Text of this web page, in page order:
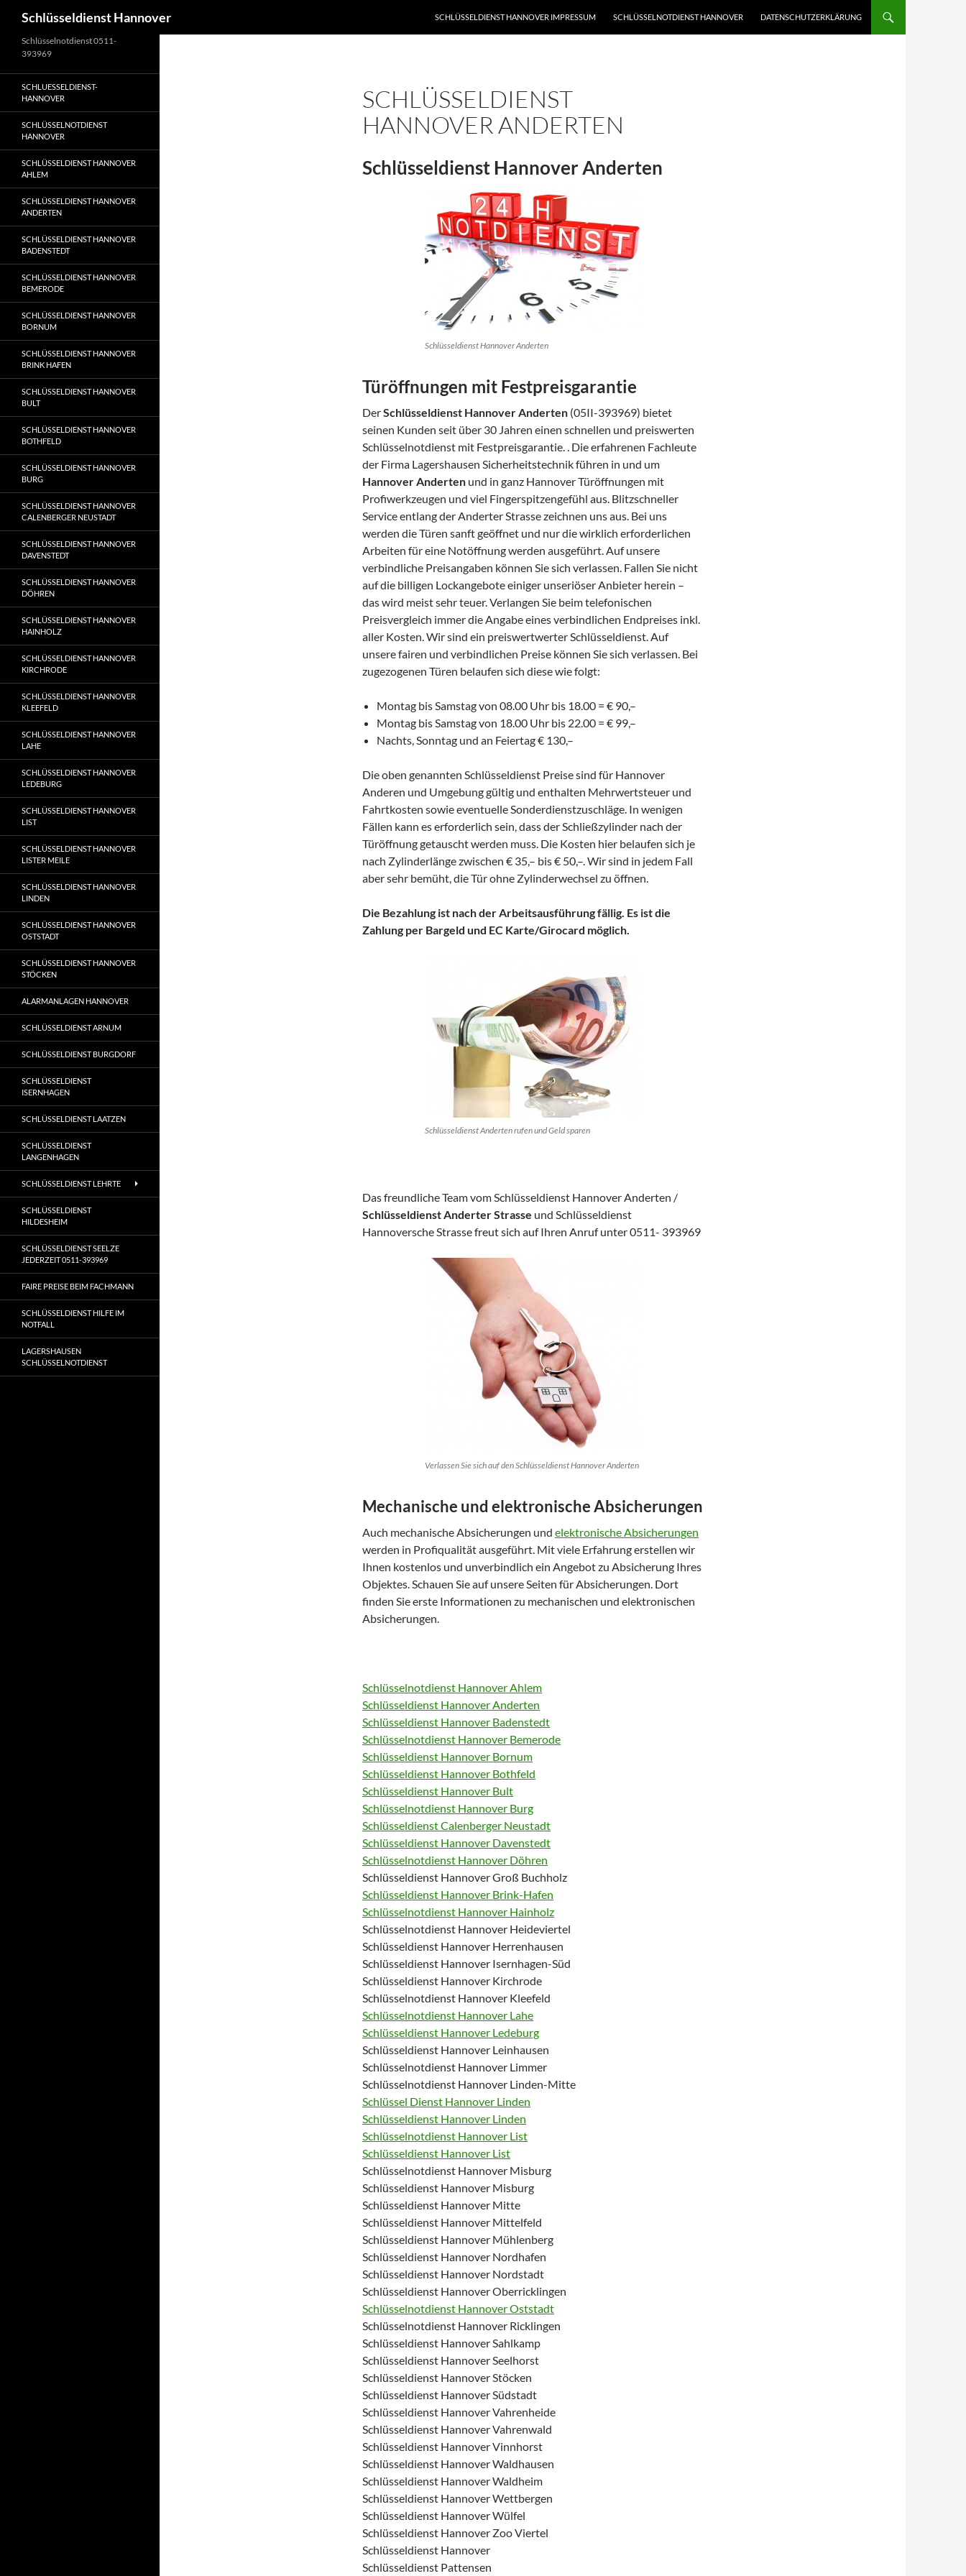
Zum
Inhalt
springen
Schlüsseldienst Hannover SCHLÜSSELDIENST HANNOVER IMPRESSUM SCHLÜSSELNOTDIENST HANNOVER DATENSCHUTZERKLÄRUNG
SCHLÜSSELDIENST
HANNOVER ANDERTEN
Schlüsseldienst Hannover Anderten
Schlüsseldienst Hannover Anderten
Türöffnungen mit Festpreisgarantie
DerSchlüsseldienst Hannover Anderten (05II-393969) bietet
seinen Kunden seit über 30 Jahren einen schnellen und preiswerten
Schlüsselnotdienst mit Festpreisgarantie. . Die erfahrenen Fachleute
der Firma Lagershausen Sicherheitstechnik führen in und um
Hannover Anderten und in ganz Hannover Türöffnungen mit
Profiwerkzeugen und viel Fingerspitzengefühl aus. Blitzschneller
Service entlang der Anderter Strasse zeichnen uns aus. Bei uns
werden die Türen sanft geöffnet und nur die wirklich erforderlichen
Arbeiten für eine Notöffnung werden ausgeführt. Auf unsere
verbindliche Preisangaben können Sie sich verlassen. Fallen Sie nicht
auf die billigen Lockangebote einiger unseriöser Anbieter herein –
das wird meist sehr teuer. Verlangen Sie beim telefonischen
Preisvergleich immer die Angabe eines verbindlichen Endpreises inkl.
aller Kosten. Wir sind ein preiswertwerter Schlüsseldienst. Auf
unsere fairen und verbindlichen Preise können Sie sich verlassen. Bei
zugezogenen Türen belaufen sich diese wie folgt:
Montag bis Samstag von 08.00 Uhr bis 18.00 = € 90,–
Montag bis Samstag von 18.00 Uhr bis 22.00 = € 99,–
Nachts, Sonntag und an Feiertag € 130,–
Die oben genannten Schlüsseldienst Preise sind für Hannover
Anderen und Umgebung gültig und enthalten Mehrwertsteuer und
Fahrtkosten sowie eventuelle Sonderdienstzuschläge. In wenigen
Fällen kann es erforderlich sein, dass der Schließzylinder nach der
Türöffnung getauscht werden muss. Die Kosten hier belaufen sich je
nach Zylinderlänge zwischen € 35,– bis € 50,–. Wir sind in jedem Fall
aber sehr bemüht, die Tür ohne Zylinderwechsel zu öffnen.
Die Bezahlung ist nach der Arbeitsausführung fällig. Es ist die
Zahlung per Bargeld und EC Karte/Girocard möglich.
Schlüsseldienst Anderten rufen und Geld sparen
Das freundliche Team vom Schlüsseldienst Hannover Anderten /
Schlüsseldienst Anderter Strasse und Schlüsseldienst
Hannoversche Strasse freut sich auf Ihren Anruf unter 0511- 393969
Verlassen Sie sich auf den Schlüsseldienst Hannover Anderten
Mechanische und elektronische Absicherungen
Auch mechanische Absicherungen und elektronische Absicherungen
werden in Profiqualität ausgeführt. Mit viele Erfahrung erstellen wir
Ihnen kostenlos und unverbindlich ein Angebot zu Absicherung Ihres
Objektes. Schauen Sie auf unsere Seiten für Absicherungen. Dort
finden Sie erste Informationen zu mechanischen und elektronischen
Absicherungen.
Schlüsselnotdienst Hannover Ahlem
Schlüsseldienst Hannover Anderten
Schlüsseldienst Hannover Badenstedt
Schlüsselnotdienst Hannover Bemerode
Schlüsseldienst Hannover Bornum
Schlüsseldienst Hannover Bothfeld
Schlüsseldienst Hannover Bult
Schlüsselnotdienst Hannover Burg
Schlüsseldienst Calenberger Neustadt
Schlüsseldienst Hannover Davenstedt
Schlüsselnotdienst Hannover Döhren
Schlüsseldienst Hannover Groß Buchholz
Schlüsseldienst Hannover Brink-Hafen
Schlüsselnotdienst Hannover Hainholz
Schlüsselnotdienst Hannover Heideviertel
Schlüsseldienst Hannover Herrenhausen
Schlüsseldienst Hannover Isernhagen-Süd
Schlüsseldienst Hannover Kirchrode
Schlüsselnotdienst Hannover Kleefeld
Schlüsselnotdienst Hannover Lahe
Schlüsseldienst Hannover Ledeburg
Schlüsseldienst Hannover Leinhausen
Schlüsselnotdienst Hannover Limmer
Schlüsselnotdienst Hannover Linden-Mitte
Schlüssel Dienst Hannover Linden
Schlüsseldienst Hannover Linden
Schlüsselnotdienst Hannover List
Schlüsseldienst Hannover List
Schlüsselnotdienst Hannover Misburg
Schlüsseldienst Hannover Misburg
Schlüsseldienst Hannover Mitte
Schlüsseldienst Hannover Mittelfeld
Schlüsseldienst Hannover Mühlenberg
Schlüsseldienst Hannover Nordhafen
Schlüsseldienst Hannover Nordstadt
Schlüsseldienst Hannover Oberricklingen
Schlüsselnotdienst Hannover Oststadt
Schlüsselnotdienst Hannover Ricklingen
Schlüsseldienst Hannover Sahlkamp
Schlüsseldienst Hannover Seelhorst
Schlüsseldienst Hannover Stöcken
Schlüsseldienst Hannover Südstadt
Schlüsseldienst Hannover Vahrenheide
Schlüsseldienst Hannover Vahrenwald
Schlüsseldienst Hannover Vinnhorst
Schlüsseldienst Hannover Waldhausen
Schlüsseldienst Hannover Waldheim
Schlüsseldienst Hannover Wettbergen
Schlüsseldienst Hannover Wülfel
Schlüsseldienst Hannover Zoo Viertel
Schlüsseldienst Hannover
Schlüsseldienst Pattensen
Schlüsselnotdienst 0511-
393969
SCHLUESSELDIENST-
HANNOVER
SCHLÜSSELNOTDIENST
HANNOVER
SCHLÜSSELDIENST HANNOVER
AHLEM
SCHLÜSSELDIENST HANNOVER
ANDERTEN
SCHLÜSSELDIENST HANNOVER
BADENSTEDT
SCHLÜSSELDIENST HANNOVER
BEMERODE
SCHLÜSSELDIENST HANNOVER
BORNUM
SCHLÜSSELDIENST HANNOVER
BRINK HAFEN
SCHLÜSSELDIENST HANNOVER
BULT
SCHLÜSSELDIENST HANNOVER
BOTHFELD
SCHLÜSSELDIENST HANNOVER
BURG
SCHLÜSSELDIENST HANNOVER
CALENBERGER NEUSTADT
SCHLÜSSELDIENST HANNOVER
DAVENSTEDT
SCHLÜSSELDIENST HANNOVER
DÖHREN
SCHLÜSSELDIENST HANNOVER
HAINHOLZ
SCHLÜSSELDIENST HANNOVER
KIRCHRODE
SCHLÜSSELDIENST HANNOVER
KLEEFELD
SCHLÜSSELDIENST HANNOVER
LAHE
SCHLÜSSELDIENST HANNOVER
LEDEBURG
SCHLÜSSELDIENST HANNOVER
LIST
SCHLÜSSELDIENST HANNOVER
LISTER MEILE
SCHLÜSSELDIENST HANNOVER
LINDEN
SCHLÜSSELDIENST HANNOVER
OSTSTADT
SCHLÜSSELDIENST HANNOVER
STÖCKEN
ALARMANLAGEN HANNOVER
SCHLÜSSELDIENST ARNUM
SCHLÜSSELDIENST BURGDORF
SCHLÜSSELDIENST
ISERNHAGEN
SCHLÜSSELDIENST LAATZEN
SCHLÜSSELDIENST
LANGENHAGEN
SCHLÜSSELDIENST LEHRTE
SCHLÜSSELDIENST
HILDESHEIM
SCHLÜSSELDIENST SEELZE
JEDERZEIT 0511-393969
FAIRE PREISE BEIM FACHMANN
SCHLÜSSELDIENST HILFE IM
NOTFALL
LAGERSHAUSEN
SCHLÜSSELNOTDIENST